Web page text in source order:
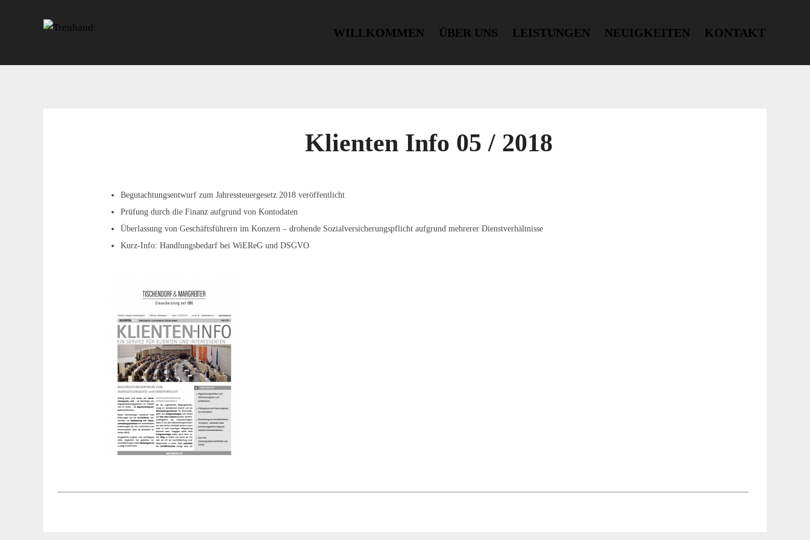
WILLKOMMEN ÜBER UNS LEISTUNGEN NEUIGKEITEN KONTAKT
Klienten Info 05 / 2018
Begutachtungsentwurf zum Jahressteuergesetz 2018 veröffentlicht
Prüfung durch die Finanz aufgrund von Kontodaten
Überlassung von Geschäftsführern im Konzern – drohende Sozialversicherungspflicht aufgrund mehrerer Dienstverhältnisse
Kurz-Info: Handlungsbedarf bei WiEReG und DSGVO